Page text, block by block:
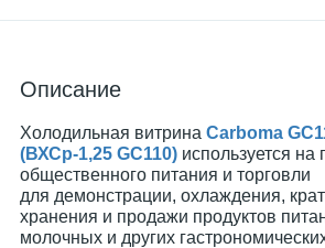
Описание
Холодильная витрина Carboma
(ВХСр-1,25 GC110) используется на
общественного питания и торговли
для демонстрации, охлаждения,
хранения и продажи продуктов
молочных и других